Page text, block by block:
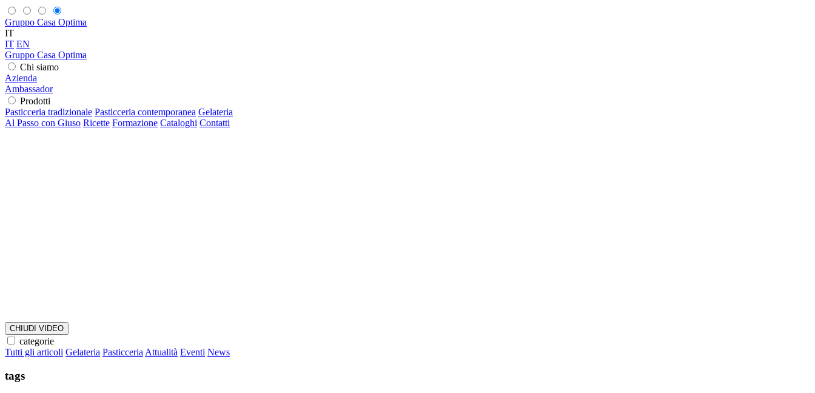
Gruppo Casa Optima
IT
IT EN
Gruppo Casa Optima
Chi siamo
Azienda
Ambassador
Prodotti
Pasticceria tradizionale Pasticceria contemporanea Gelateria
Al Passo con Giuso Ricette Formazione Cataloghi Contatti
CHIUDI VIDEO
categorie
Tutti gli articoli Gelateria Pasticceria Attualità Eventi News
tags